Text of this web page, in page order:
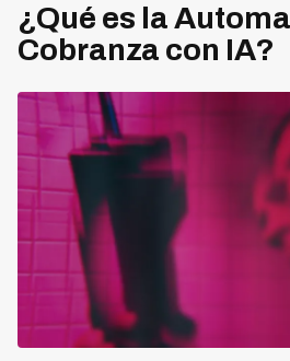
¿Qué es la
Cobranza con IA?